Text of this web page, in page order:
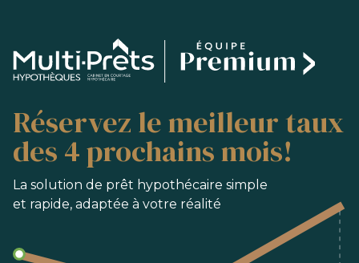
ACHAT
REFINANCEMENT
RENOUVELLEMENT
PRÉ-AUTORISATION
OUTILS
Réservez le meilleur taux
des 4 prochains mois!
La solution de prêt hypothécaire simple
et rapide, adaptée à votre réalité